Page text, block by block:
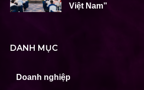
Việt Nam”
DANH MỤC
Doanh nghiệp